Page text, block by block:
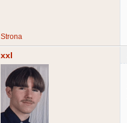
Strona
xxl